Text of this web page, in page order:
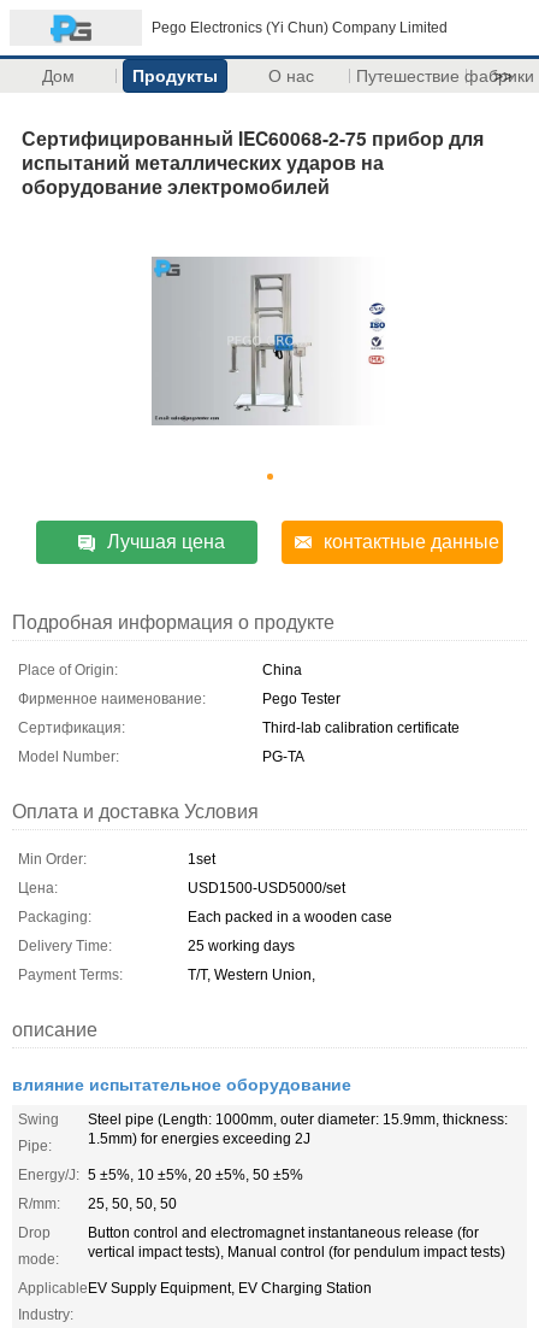
Pego Electronics (Yi Chun) Company Limited
Дом Продукты О нас Путешествие фабрики
>>
Сертифицированный IEC60068-2-75 прибор для
испытаний металлических ударов на
оборудование электромобилей
Лучшая цена контактные данные
Подробная информация о продукте
Place of Origin:
China
Фирменное наименование:
Pego Tester
Сертификация:
Third-lab calibration certificate
Model Number:
PG-TA
Оплата и доставка Условия
Min Order:
1set
Цена:
USD1500-USD5000/set
Packaging:
Each packed in a wooden case
Delivery Time:
25 working days
Payment Terms:
T/T, Western Union,
описание
влияние испытательное оборудование
Swing
Pipe:
Steel pipe (Length: 1000mm, outer diameter: 15.9mm, thickness:
1.5mm) for energies exceeding 2J
Energy/J: 5 ±5%, 10 ±5%, 20 ±5%, 50 ±5%
R/mm:
25, 50, 50, 50
Drop
mode:
Button control and electromagnet instantaneous release (for
vertical impact tests), Manual control (for pendulum impact tests)
Applicable
Industry:
EV Supply Equipment, EV Charging Station